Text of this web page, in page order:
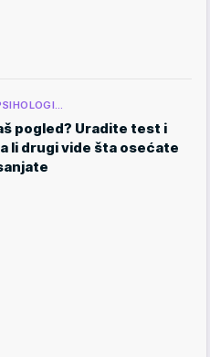
pogled? Uradite test i
li drugi vide šta osećate